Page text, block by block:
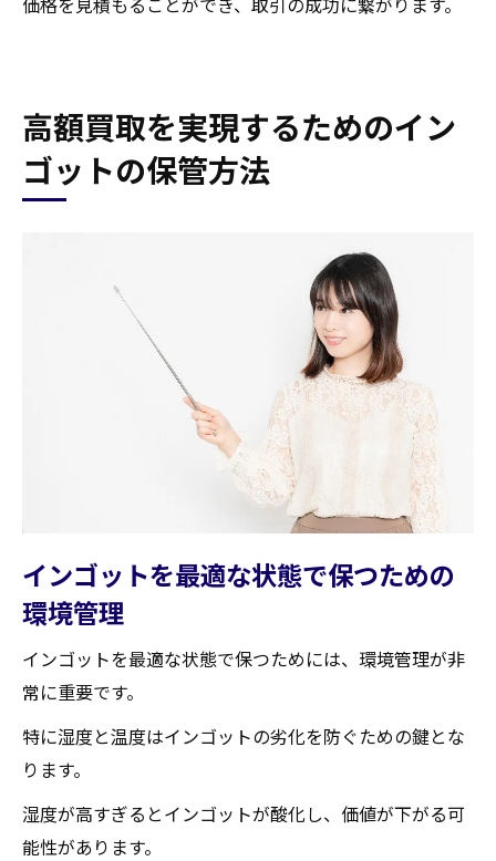
高額買取を実現するためのイン
ゴットの保管方法
インゴットを最適な状態で保つための
環境管理
インゴットを最適な状態で保つためには、環境管理が非
常に重要です。
特に湿度と温度はインゴットの劣化を防ぐための鍵とな
ります。
湿度が高すぎるとインゴットが酸化し、価値が下がる可
能性があります。